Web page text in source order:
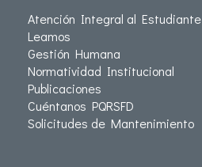
Atención Integral al Estudiante
Leamos
Gestión Humana
Normatividad Institucional
Publicaciones
Cuéntanos PQRSFD
Solicitudes de Mantenimiento